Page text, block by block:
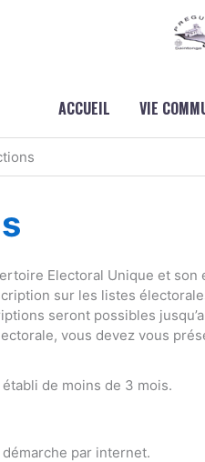
ACCUEIL VIE
Electoral Unique et
sur les listes
seront possibles
vous devez vous
de moins de 3 mois.
par internet.